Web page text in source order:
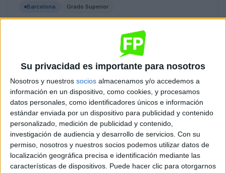
Su privacidad es importante para nosotros
Nosotros y nuestros socios almacenamos y/o accedemos a
información en un dispositivo, como cookies, y procesamos
datos personales, como identificadores únicos e información
estándar enviada por un dispositivo para publicidad y contenido
personalizado, medición de publicidad y contenido,
investigación de audiencia y desarrollo de servicios. Con su
permiso, nosotros y nuestros socios podemos utilizar datos de
localización geográfica precisa e identificación mediante las
características de dispositivos. Puede hacer clic para otorgarnos
Barcelona Grado Superior
Diseño en Fabricación Mecánica
Barcelona Grado Superior
HORARIODiurno
MODALIDADPresencial